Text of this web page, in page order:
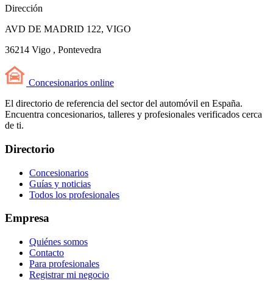
Dirección
AVD DE MADRID 122, VIGO
36214 Vigo , Pontevedra
Concesionarios online
El directorio de referencia del sector del automóvil en España.
Encuentra concesionarios, talleres y profesionales verificados cerca
de ti.
Directorio
Concesionarios
Guías y noticias
Todos los profesionales
Empresa
Quiénes somos
Contacto
Para profesionales
Registrar mi negocio